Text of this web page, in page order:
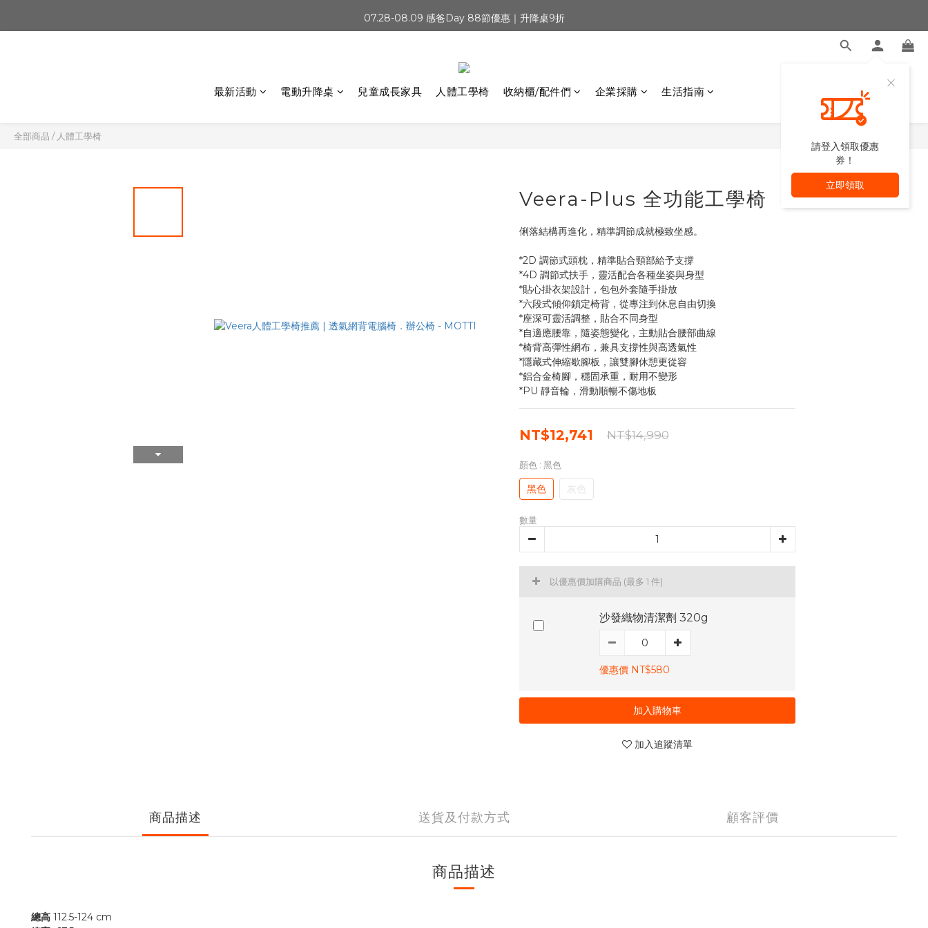
新會員首購禮500元
07.28-08.09 感爸Day 88節優惠｜升降桌9折
請登入領取優惠
券！
立即領取
最新活動 電動升降桌 兒童成長家具 人體工學椅 收納櫃/配件們 企業採購 生活指南
全部商品 / 人體工學椅
Veera-Plus 全功能工學椅
俐落結構再進化，精準調節成就極致坐感。
*2D 調節式頭枕，精準貼合頸部給予支撐
*4D 調節式扶手，靈活配合各種坐姿與身型
*貼心掛衣架設計，包包外套隨手掛放
*六段式傾仰鎖定椅背，從專注到休息自由切換
*座深可靈活調整，貼合不同身型
*自適應腰靠，隨姿態變化，主動貼合腰部曲線
*椅背高彈性網布，兼具支撐性與高透氣性
*隱藏式伸縮歇腳板，讓雙腳休憩更從容
*鋁合金椅腳，穩固承重，耐用不變形
*PU 靜音輪，滑動順暢不傷地板
NT$12,741 NT$14,990
顏色 : 黑色
黑色 灰色
數量
以優惠價加購商品 (最多 1 件)
沙發織物清潔劑 320g
優惠價 NT$580
加入購物車
加入追蹤清單
商品描述 送貨及付款方式 顧客評價
商品描述
總高 112.5-124 cm